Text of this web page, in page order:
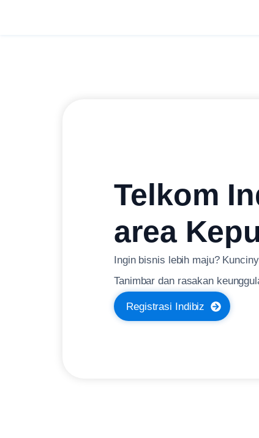
Telkom
area
Ingin bisnis lebih maju?
Tanimbar dan rasakan
Registrasi Indibiz